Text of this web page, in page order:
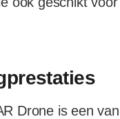
Drone is een